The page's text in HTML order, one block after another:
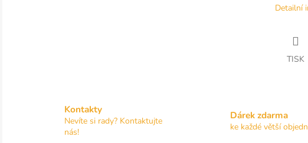
Detailní
TISK
Kontakty
Nevíte si rady? Kontaktujte
nás!
Dárek zdarma
ke každé větší